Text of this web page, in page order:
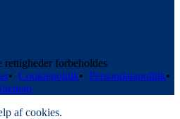
forbeholdes
• Cookiepolitik• Persondatapolitik•
af cookies.